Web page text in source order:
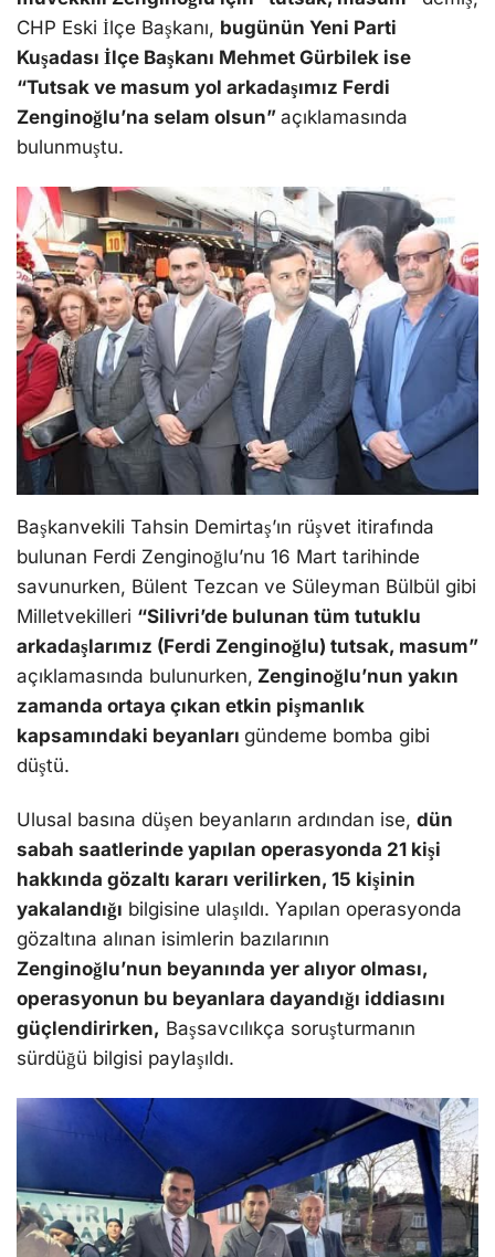
CHP Eski İlçe Başkanı, bugünün Yeni Parti
Kuşadası İlçe Başkanı Mehmet Gürbilek ise
“Tutsak ve masum yol arkadaşımız Ferdi
Zenginoğlu’na selam olsun” açıklamasında
bulunmuştu.
Başkanvekili Tahsin Demirtaş’ın rüşvet itirafında
bulunan Ferdi Zenginoğlu’nu 16 Mart tarihinde
savunurken, Bülent Tezcan ve Süleyman Bülbül gibi
Milletvekilleri “Silivri’de bulunan tüm tutuklu
arkadaşlarımız (Ferdi Zenginoğlu) tutsak, masum”
açıklamasında bulunurken, Zenginoğlu’nun yakın
zamanda ortaya çıkan etkin pişmanlık
kapsamındaki beyanları gündeme bomba gibi
düştü.
Ulusal basına düşen beyanların ardından ise, dün
sabah saatlerinde yapılan operasyonda 21 kişi
hakkında gözaltı kararı verilirken, 15 kişinin
yakalandığı bilgisine ulaşıldı. Yapılan operasyonda
gözaltına alınan isimlerin bazılarının
Zenginoğlu’nun beyanında yer alıyor olması,
operasyonun bu beyanlara dayandığı iddiasını
güçlendirirken, Başsavcılıkça soruşturmanın
sürdüğü bilgisi paylaşıldı.